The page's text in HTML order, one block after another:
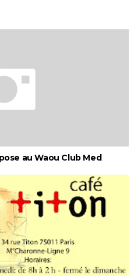
au Waou Club Med